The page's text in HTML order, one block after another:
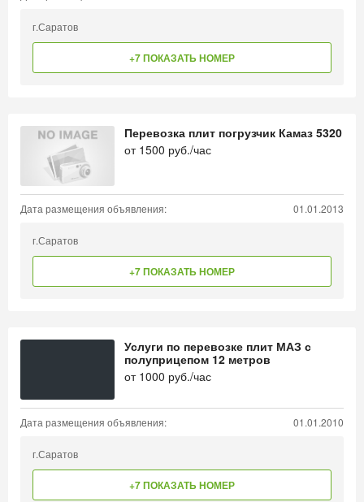
г.Саратов
+7 ПОКАЗАТЬ НОМЕР
Перевозка плит погрузчик Камаз 5320
от 1500 руб./час
Дата размещения объявления: 01.01.2013
г.Саратов
+7 ПОКАЗАТЬ НОМЕР
Услуги по перевозке плит МАЗ с
полуприцепом 12 метров
от 1000 руб./час
Дата размещения объявления: 01.01.2010
г.Саратов
+7 ПОКАЗАТЬ НОМЕР